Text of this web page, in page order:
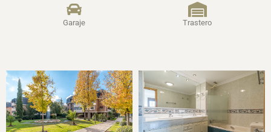
Garaje Trastero